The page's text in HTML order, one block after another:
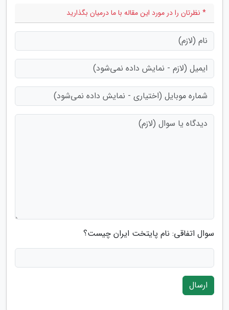
* نظرتان را در مورد این مقاله با ما درمیان بگذارید
سوال اتفاقی: نام پایتخت ایران چیست؟
ارسال